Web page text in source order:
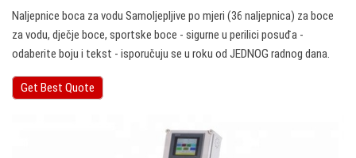
Naljepnice boca za vodu Samoljepljive po mjeri (36 naljepnica) za boce
za vodu, dječje boce, sportske boce - sigurne u perilici posuđa -
odaberite boju i tekst - isporučuju se u roku od JEDNOG radnog dana.
Get Best Quote